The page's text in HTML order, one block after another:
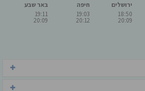
ירושלים
18:50
20:09
חיפה
19:03
20:12
באר שבע
19:11
20:09